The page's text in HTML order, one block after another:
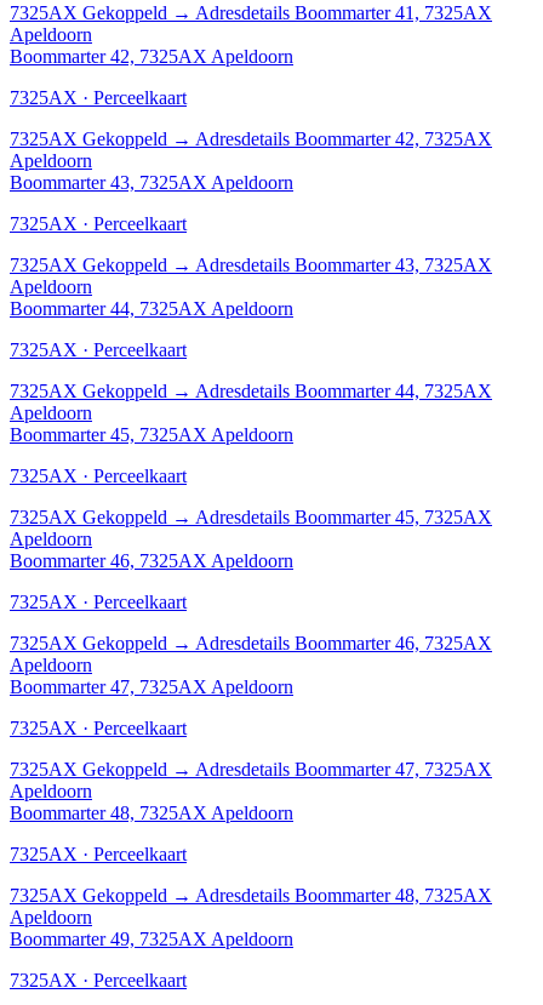
7325AX Gekoppeld → Adresdetails Boommarter 41, 7325AX
Apeldoorn
Boommarter 42, 7325AX Apeldoorn
7325AX · Perceelkaart
7325AX Gekoppeld → Adresdetails Boommarter 42, 7325AX
Apeldoorn
Boommarter 43, 7325AX Apeldoorn
7325AX · Perceelkaart
7325AX Gekoppeld → Adresdetails Boommarter 43, 7325AX
Apeldoorn
Boommarter 44, 7325AX Apeldoorn
7325AX · Perceelkaart
7325AX Gekoppeld → Adresdetails Boommarter 44, 7325AX
Apeldoorn
Boommarter 45, 7325AX Apeldoorn
7325AX · Perceelkaart
7325AX Gekoppeld → Adresdetails Boommarter 45, 7325AX
Apeldoorn
Boommarter 46, 7325AX Apeldoorn
7325AX · Perceelkaart
7325AX Gekoppeld → Adresdetails Boommarter 46, 7325AX
Apeldoorn
Boommarter 47, 7325AX Apeldoorn
7325AX · Perceelkaart
7325AX Gekoppeld → Adresdetails Boommarter 47, 7325AX
Apeldoorn
Boommarter 48, 7325AX Apeldoorn
7325AX · Perceelkaart
7325AX Gekoppeld → Adresdetails Boommarter 48, 7325AX
Apeldoorn
Boommarter 49, 7325AX Apeldoorn
7325AX · Perceelkaart